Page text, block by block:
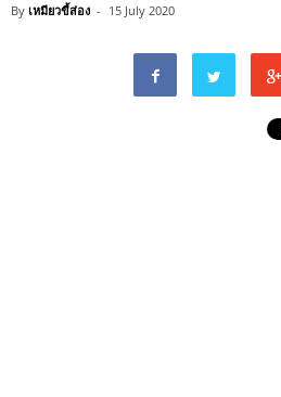
By เหมียวขี้ส่อง - 15 July 2020